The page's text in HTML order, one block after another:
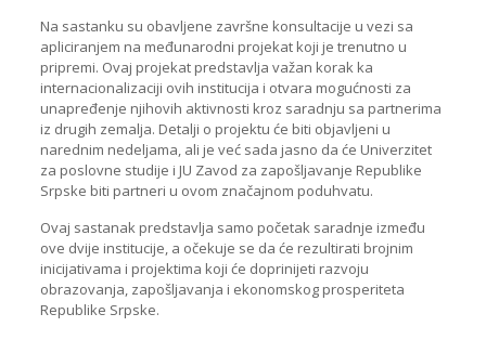
Na sastanku su obavljene završne konsultacije u vezi sa
apliciranjem na međunarodni projekat koji je trenutno u
pripremi. Ovaj projekat predstavlja važan korak ka
internacionalizaciji ovih institucija i otvara mogućnosti za
unapređenje njihovih aktivnosti kroz saradnju sa partnerima
iz drugih zemalja. Detalji o projektu će biti objavljeni u
narednim nedeljama, ali je već sada jasno da će Univerzitet
za poslovne studije i JU Zavod za zapošljavanje Republike
Srpske biti partneri u ovom značajnom poduhvatu.
Ovaj sastanak predstavlja samo početak saradnje između
ove dvije institucije, a očekuje se da će rezultirati brojnim
inicijativama i projektima koji će doprinijeti razvoju
obrazovanja, zapošljavanja i ekonomskog prosperiteta
Republike Srpske.